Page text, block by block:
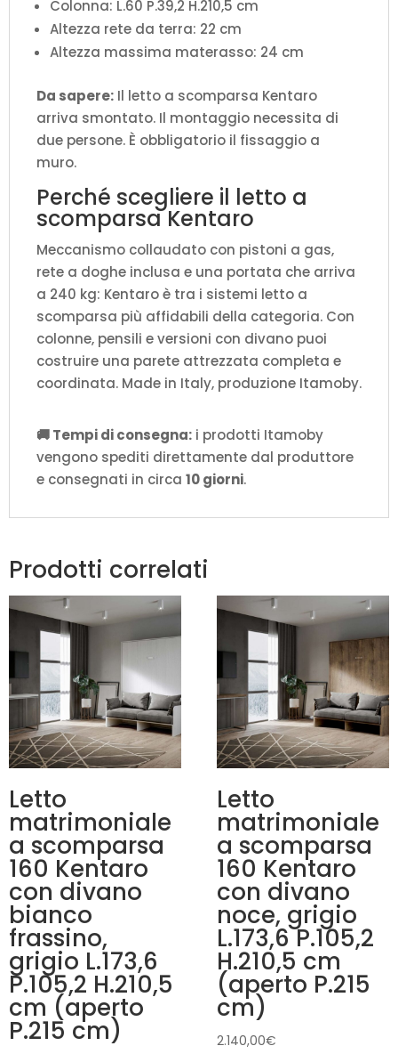
Colonna: L.60 P.39,2 H.210,5 cm
Altezza rete da terra: 22 cm
Altezza massima materasso: 24 cm
Da sapere: Il letto a scomparsa Kentaro
arriva smontato. Il montaggio necessita di
due persone. È obbligatorio il fissaggio a
muro.
Perché scegliere il letto a
scomparsa Kentaro
Meccanismo collaudato con pistoni a gas,
rete a doghe inclusa e una portata che arriva
a 240 kg: Kentaro è tra i sistemi letto a
scomparsa più affidabili della categoria. Con
colonne, pensili e versioni con divano puoi
costruire una parete attrezzata completa e
coordinata. Made in Italy, produzione Itamoby.
🚚 Tempi di consegna: i prodotti Itamoby
vengono spediti direttamente dal produttore
e consegnati in circa 10 giorni.
Prodotti correlati
Letto
matrimoniale
a scomparsa
160 Kentaro
con divano
bianco
frassino,
grigio L.173,6
P.105,2 H.210,5
cm (aperto
P.215 cm)
Letto
matrimoniale
a scomparsa
160 Kentaro
con divano
noce, grigio
L.173,6 P.105,2
H.210,5 cm
(aperto P.215
cm)
2.140,00€